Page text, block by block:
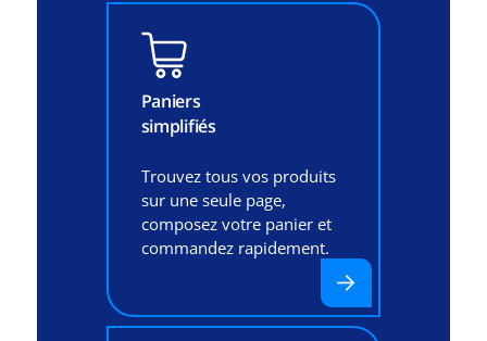
Paniers
simplifiés
Trouvez tous vos produits
sur une seule page,
composez votre panier et
commandez rapidement.